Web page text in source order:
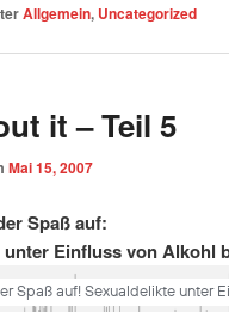
Allgemein, Uncategorized
it – Teil 5
Mai 15, 2007
Spaß auf:
Einfluss von Alkohl